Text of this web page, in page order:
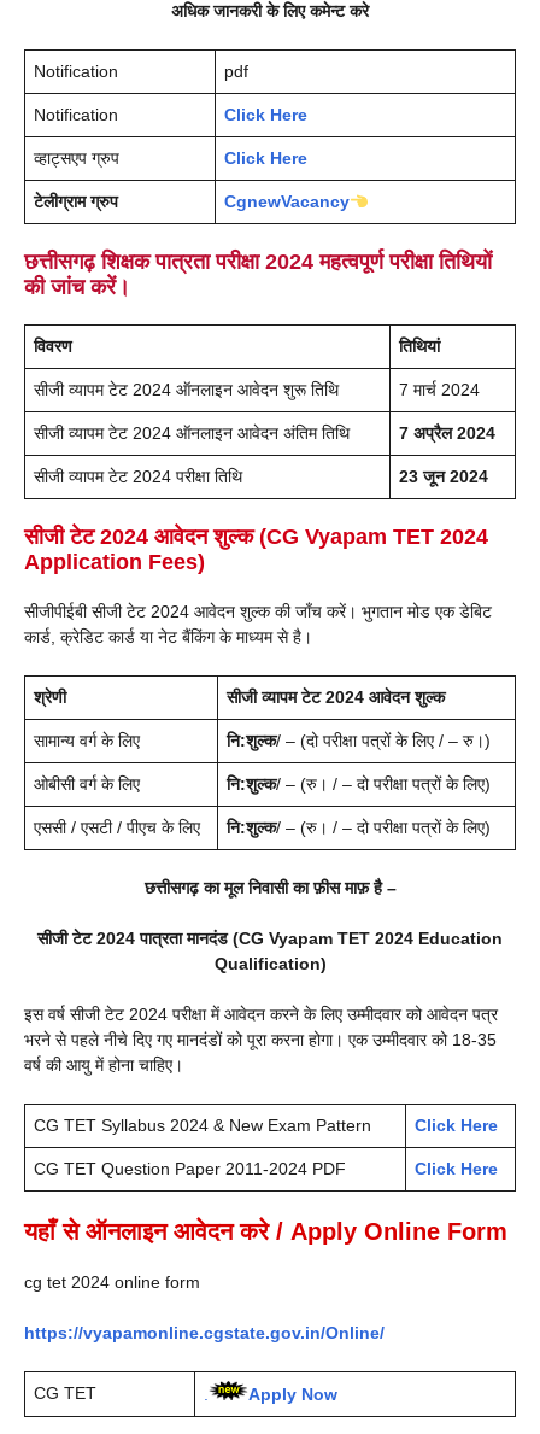
अधिक जानकरी के लिए कमेन्ट करे
Notification pdf
Notification Click Here
व्हाट्सएप ग्रुप Click Here
टेलीग्राम ग्रुप CgnewVacancy
छत्तीसगढ़ शिक्षक पात्रता परीक्षा 2024 महत्वपूर्ण परीक्षा तिथियों
की जांच करें।
विवरण तिथियां
सीजी व्यापम टेट 2024 ऑनलाइन आवेदन शुरू तिथि 7 मार्च 2024
सीजी व्यापम टेट 2024 ऑनलाइन आवेदन अंतिम तिथि 7 अप्रैल 2024
सीजी व्यापम टेट 2024 परीक्षा तिथि 23 जून 2024
सीजी टेट 2024 आवेदन शुल्क (CG Vyapam TET 2024
Application Fees)
सीजीपीईबी सीजी टेट 2024 आवेदन शुल्क की जाँच करें। भुगतान मोड एक डेबिट
कार्ड, क्रेडिट कार्ड या नेट बैंकिंग के माध्यम से है।
श्रेणी सीजी व्यापम टेट 2024 आवेदन शुल्क
सामान्य वर्ग के लिए नि:शुल्क/ – (दो परीक्षा पत्रों के लिए / – रु।)
ओबीसी वर्ग के लिए नि:शुल्क/ – (रु। / – दो परीक्षा पत्रों के लिए)
एससी / एसटी / पीएच के लिए नि:शुल्क/ – (रु। / – दो परीक्षा पत्रों के लिए)
छत्तीसगढ़ का मूल निवासी का फ़ीस माफ़ है –
सीजी टेट 2024 पात्रता मानदंड (CG Vyapam TET 2024 Education
Qualification)
इस वर्ष सीजी टेट 2024 परीक्षा में आवेदन करने के लिए उम्मीदवार को आवेदन पत्र
भरने से पहले नीचे दिए गए मानदंडों को पूरा करना होगा। एक उम्मीदवार को 18-35
वर्ष की आयु में होना चाहिए।
CG TET Syllabus 2024 & New Exam Pattern Click Here
CG TET Question Paper 2011-2024 PDF Click Here
यहाँ से ऑनलाइन आवेदन करे / Apply Online Form
cg tet 2024 online form
https://vyapamonline.cgstate.gov.in/Online/
CG TET . Apply Now